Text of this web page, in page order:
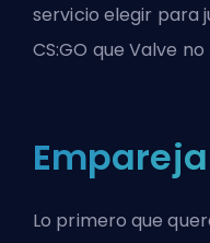
servicio elegir para
CS:GO que Valve
Lo primero que